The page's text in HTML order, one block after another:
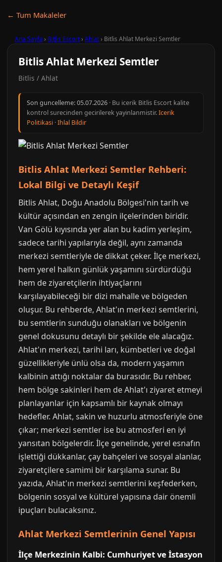
← Tum Makaleler
Ana Sayfa › Bitlis Escort› Ahlat› Bitlis Ahlat Merkezi Semtler
Bitlis Ahlat Merkezi Semtler
Bitlis / Ahlat
Son guncelleme:05.07.2026 · Bu icerik Bitlis Escort kalite
kontrol surecinden gecirilerek yayinlanmistir.Icerik
Politikasi ·Ihlal Bildir
Bitlis Ahlat Merkezi Semtler Rehberi:
Lokal Bilgi ve Detaylı Keşif
Bitlis Ahlat, Doğu Anadolu Bölgesi'nin tarih ve
kültür açısından en zengin ilçelerinden biridir.
Van Gölü kıyısında yer alan bu kadim yerleşim,
sadece tarihi yapılarıyla değil, aynı zamanda
merkezi semtleriyle de dikkat çeker. İlçe merkezi,
hem yerel halkın günlük yaşamını sürdürdüğü
hem de ziyaretçilerin ihtiyaçlarını
karşılayabileceği bir dizi mahalle ve bölgeden
oluşur. Bu rehberde, Ahlat'ın merkezi semtlerini,
bu semtlerin sunduğu olanakları ve bölgenin
genel dokusunu detaylı bir şekilde ele alacağız.
Ahlat'ın merkezi, tarihi ları, kümbetleri ve doğal
güzellikleriyle ünlü olsa da, modern yaşamın
kalbinin attığı noktalar da burasıdır. Bu rehber,
hem bölge sakinleri hem de Ahlat'ı ziyaret etmeyi
planlayanlar için kapsamlı bir kaynak olmayı
hedefler. Ahlat, sakin ve huzurlu atmosferiyle öne
çıkar; merkezi semtler ise bu atmosferi en iyi
yansıtan bölgelerdir. İlçe genelinde, yerel esnafın
işlettiği dükkanlar, çay bahçeleri ve sosyal alanlar,
ziyaretçilere samimi bir karşılama sunar. Bu
yazıda, Ahlat'ın merkezi semtlerini keşfederken,
bölgenin sosyal ve kültürel yapısına dair önemli
ipuçları bulacaksınız.
Ahlat Merkezi Semtlerinin Genel Yapısı
İlçe Merkezinin Kalbi: Cumhuriyet ve İstasyon